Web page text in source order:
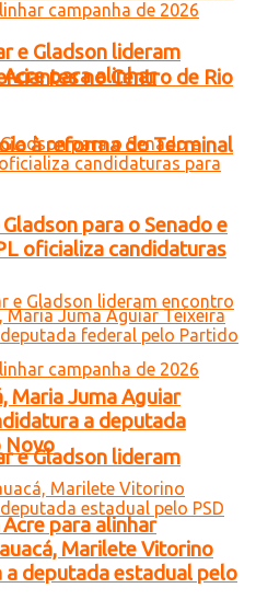
no Centro de Rio
à reforma do Terminal
e Gladson lideram
para alinhar
e Gladson lideram
para alinhar
para o Senado e
oficializa candidaturas
Maria Juma Aguiar
a deputada
Novo
Marilete Vitorino
deputada estadual pelo